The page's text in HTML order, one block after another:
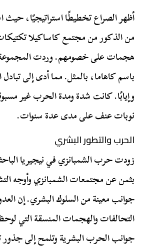
أظهر الصراع تخطيطًا استراتيجيًا،
من الذكور من مجتمع كاساكيلا
هجمات على خصومهم. وردت المجموعة
باسم كاهاما، بالمثل. مما أدى إلى تبادل
وإيابًا. كانت شدة ومدة الحرب غير
نوبات عنف على مدى عدة سنوات.
الحرب والتطور البشري
زودت حرب الشمبانزي في نيجيريا
بثمن عن مجتمعات الشمبانزي وأوجه
جوانب معينة من السلوك البشري. إن
التحالفات والهجمات المنسقة التي
جوانب الحرب البشرية وتلمح إلى